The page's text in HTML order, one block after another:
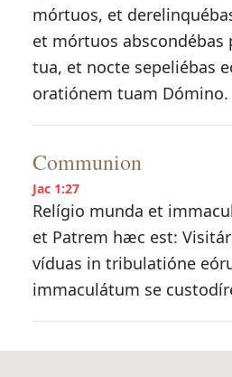
mórtuos, et
et mórtuos abscondébas
tua, et nocte sepeliébas
oratiónem tuam Dómino.
Communion
Jac 1:27
Relígio munda et
et Patrem hæc est:
víduas in tribulatióne
immaculátum se